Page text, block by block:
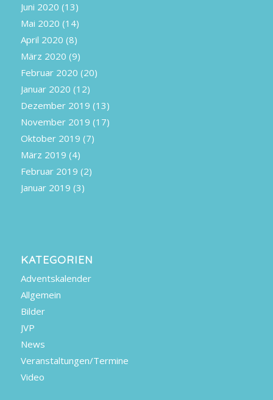
Juni 2020 (13)
Mai 2020 (14)
April 2020 (8)
März 2020 (9)
Februar 2020 (20)
Januar 2020 (12)
Dezember 2019 (13)
November 2019 (17)
Oktober 2019 (7)
März 2019 (4)
Februar 2019 (2)
Januar 2019 (3)
KATEGORIEN
Adventskalender
Allgemein
Bilder
JVP
News
Veranstaltungen/Termine
Video